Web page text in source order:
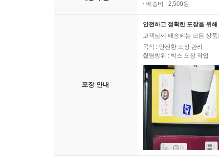
배송비 : 2,500원
포장 안내
안전하고 정확한 포장을 위
고객님께 배송되는 모든 상
목적 : 안전한 포장 관리
촬영범위 : 박스 포장 작업